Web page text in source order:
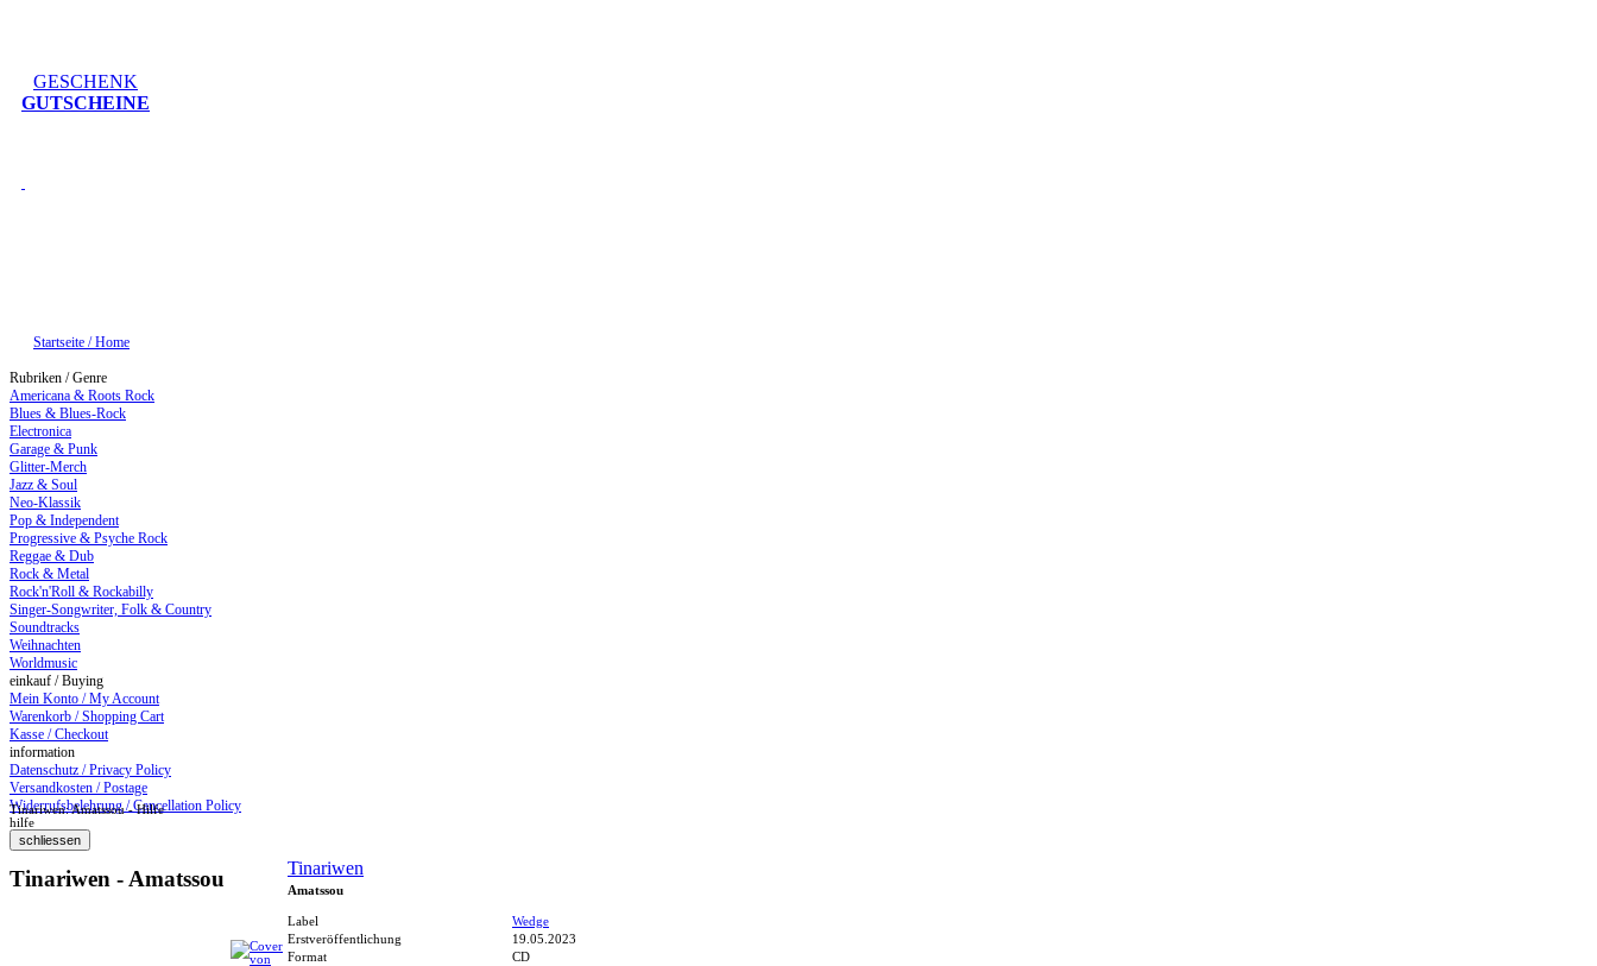
GESCHENK
GUTSCHEINE
Startseite / Home
Rubriken / Genre
Americana & Roots Rock
Blues & Blues-Rock
Electronica
Garage & Punk
Glitter-Merch
Jazz & Soul
Neo-Klassik
Pop & Independent
Progressive & Psyche Rock
Reggae & Dub
Rock & Metal
Rock'n'Roll & Rockabilly
Singer-Songwriter, Folk & Country
Soundtracks
Weihnachten
Worldmusic
einkauf / Buying
Mein Konto / My Account
Warenkorb / Shopping Cart
Kasse / Checkout
information
Datenschutz / Privacy Policy
Versandkosten / Postage
Widerrufsbelehrung / Cancellation Policy
Tinariwen: Amatssou - Hilfe
hilfe
Tinariwen - Amatssou Tinariwen
Amatssou
Label
Wedge
Erstveröffentlichung
19.05.2023
Format
CD